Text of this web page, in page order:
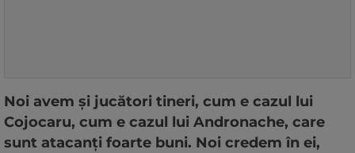
Noi avem și jucători tineri, cum e cazul lui
Cojocaru, cum e cazul lui Andronache, care
sunt atacanți foarte buni. Noi credem în ei,